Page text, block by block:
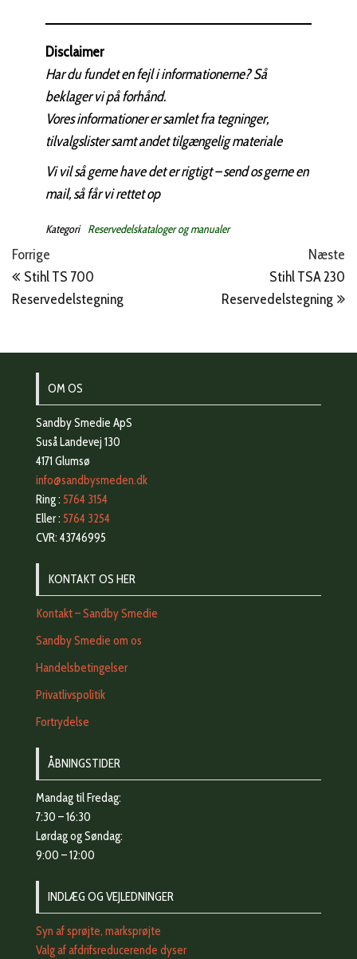
Disclaimer
Har du fundet en fejl i informationerne? Så
beklager vi på forhånd.
Vores informationer er samlet fra tegninger,
tilvalgslister samt andet tilgængelig materiale
Vi vil så gerne have det er rigtigt – send os gerne en
mail, så får vi rettet op
Kategori Reservedelskataloger og manualer
Indlægsnavigation
Forrige
indlæg
Forrige
Stihl TS 700
Reservedelstegning
Næste
Stihl TSA 230
Reservedelstegning
OM OS
Sandby Smedie ApS
Suså Landevej 130
4171 Glumsø
info@sandbysmeden.dk
Ring : 5764 3154
Eller : 5764 3254
CVR: 43746995
KONTAKT OS HER
Kontakt – Sandby Smedie
Sandby Smedie om os
Handelsbetingelser
Privatlivspolitik
Fortrydelse
ÅBNINGSTIDER
Mandag til Fredag:
7:30 – 16:30
Lørdag og Søndag:
9:00 – 12:00
INDLÆG OG VEJLEDNINGER
Syn af sprøjte, marksprøjte
Valg af afdrifsreducerende dyser